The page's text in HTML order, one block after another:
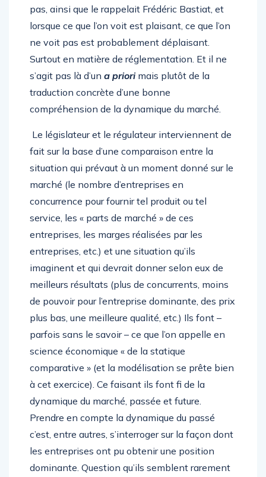
pas, ainsi que le rappelait Frédéric Bastiat, et
lorsque ce que l’on voit est plaisant, ce que l’on
ne voit pas est probablement déplaisant.
Surtout en matière de réglementation. Et il ne
s’agit pas là d’un a priorimais plutôt de la
traduction concrète d’une bonne
compréhension de la dynamique du marché.
Le législateur et le régulateur interviennent de
fait sur la base d’une comparaison entre la
situation qui prévaut à un moment donné sur le
marché (le nombre d’entreprises en
concurrence pour fournir tel produit ou tel
service, les « parts de marché » de ces
entreprises, les marges réalisées par les
entreprises, etc.) et une situation qu’ils
imaginent et qui devrait donner selon eux de
meilleurs résultats (plus de concurrents, moins
de pouvoir pour l’entreprise dominante, des prix
plus bas, une meilleure qualité, etc.) Ils font –
parfois sans le savoir – ce que l’on appelle en
science économique « de la statique
comparative » (et la modélisation se prête bien
à cet exercice). Ce faisant ils font fi de la
dynamique du marché, passée et future.
Prendre en compte la dynamique du passé
c’est, entre autres, s’interroger sur la façon dont
les entreprises ont pu obtenir une position
dominante. Question qu’ils semblent rarement